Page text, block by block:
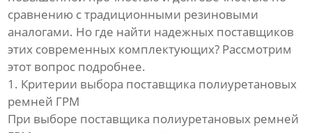
сравнению с традиционными резиновыми
аналогами. Но где найти надежных поставщиков
этих современных комплектующих? Рассмотрим
этот вопрос подробнее.
1. Критерии выбора поставщика полиуретановых
ремней ГРМ
При выборе поставщика полиуретановых ремней